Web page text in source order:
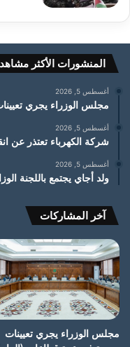
المنشورات الأكثر
أغسطس 5, 2026
مجلس الوزراء يجري
أغسطس 5, 2026
شركة الكهرباء تعتذر عن
أغسطس 5, 2026
ولد أجاي يجتمع باللجنة
آخر المشاركات
مجلس الوزراء يجري تعيينات